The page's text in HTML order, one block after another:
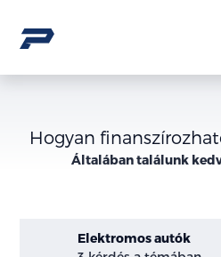
Hogyan
Általában találunk
Elektromos autók